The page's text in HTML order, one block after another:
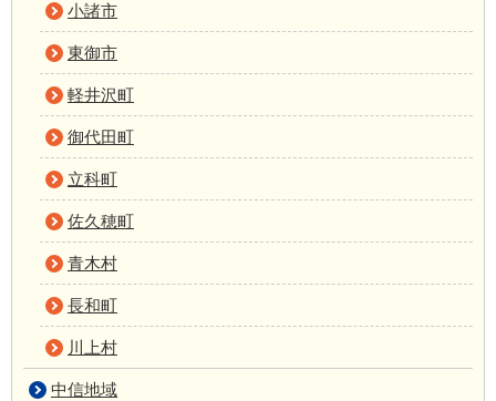
小諸市
東御市
軽井沢町
御代田町
立科町
佐久穂町
青木村
長和町
川上村
中信地域